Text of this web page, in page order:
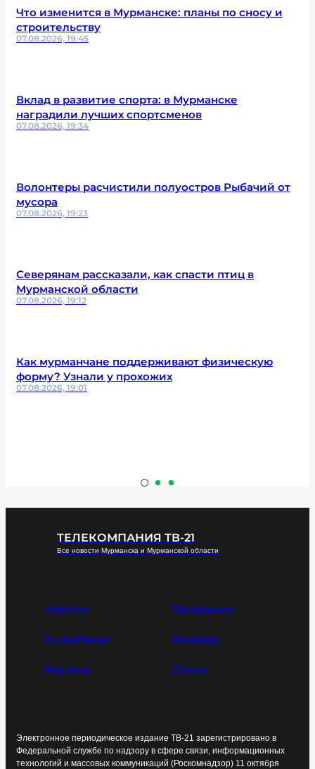
Что изменится в Мурманске: планы по сносу и
строительству
07.08.2026, 19:45
Вклад в развитие спорта: в Мурманске
наградили лучших спортсменов
07.08.2026, 19:34
Волонтеры расчистили полуостров Рыбачий от
мусора
07.08.2026, 19:23
Северянам рассказали, как спасти птиц в
Мурманской области
07.08.2026, 19:12
Как мурманчане поддерживают физическую
форму? Узнали у прохожих
07.08.2026, 19:01
ТЕЛЕКОМПАНИЯ ТВ-21
Все новости Мурманска и Мурманской области
Новости Программы
О компании Команда
Реклама Статьи
Электронное периодическое издание ТВ-21 зарегистрировано в
Федеральной службе по надзору в сфере связи, информационных
технологий и массовых коммуникаций (Роскомнадзор) 11 октября